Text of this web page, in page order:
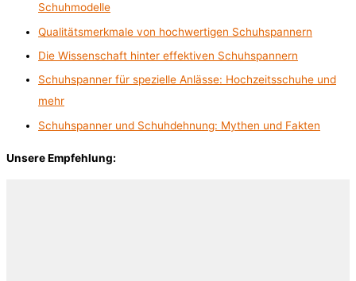
Schuhmodelle
Qualitätsmerkmale von hochwertigen Schuhspannern
Die Wissenschaft hinter effektiven Schuhspannern
Schuhspanner für spezielle Anlässe: Hochzeitsschuhe und
mehr
Schuhspanner und Schuhdehnung: Mythen und Fakten
Unsere Empfehlung: